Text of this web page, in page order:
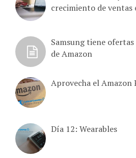
crecimiento de ventas
Samsung tiene
de Amazon
Aprovecha el Amazon
Día 12: Wearables